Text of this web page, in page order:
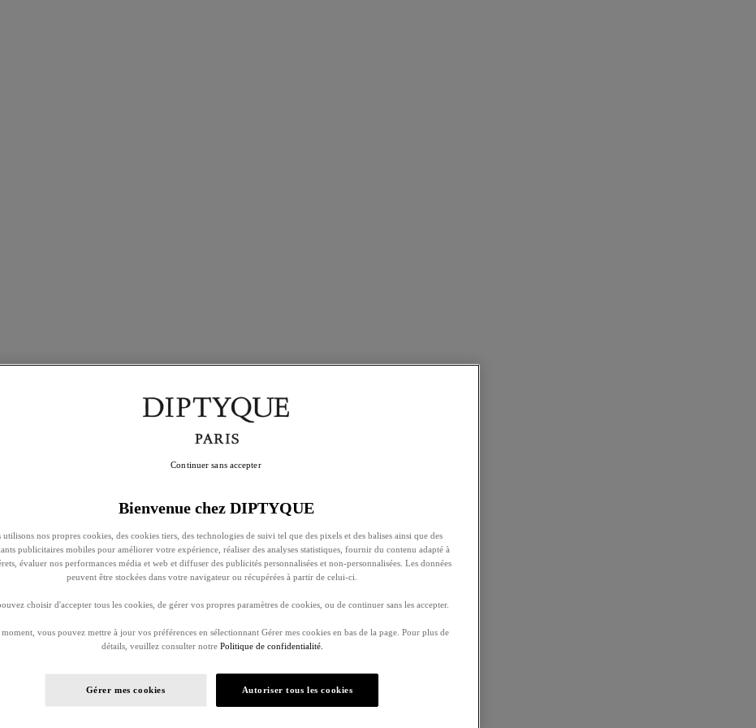
Bienvenue chez DIPTYQUE
utilisons nos propres cookies, des cookies tiers, des technologies de suivi tel que des pixels et des balises ainsi que des
publicitaires mobiles pour améliorer votre expérience, réaliser des analyses statistiques, fournir du contenu adapté à
évaluer nos performances média et web et diffuser des publicités personnalisées et non-personnalisées. Les données
peuvent être stockées dans votre navigateur ou récupérées à partir de celui-ci.
choisir d'accepter tous les cookies, de gérer vos propres paramètres de cookies, ou de continuer sans les accepter.
vous pouvez mettre à jour vos préférences en sélectionnant Gérer mes cookies en bas de la page. Pour plus de
détails, veuillez consulter notre Politique de confidentialité.
Gérer mes cookies Autoriser tous les cookies
Continuer sans accepter